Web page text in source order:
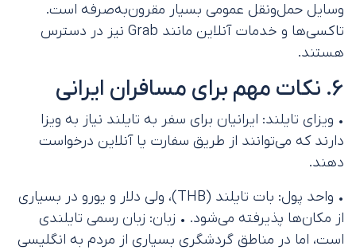
وسایل حمل‌ونقل عمومی بسیار مقرون‌به‌صرفه است.
تاکسی‌ها و خدمات آنلاین مانند Grab نیز در دسترس
هستند.
6. نکات مهم برای مسافران ایرانی
• ویزای تایلند: ایرانیان برای سفر به تایلند نیاز به ویزا
دارند که می‌توانند از طریق سفارت یا آنلاین درخواست
دهند.
• واحد پول: بات تایلند (THB)، ولی دلار و یورو در بسیاری
از مکان‌ها پذیرفته می‌شود. • زبان: زبان رسمی تایلندی
است، اما در مناطق گردشگری بسیاری از مردم به انگلیسی